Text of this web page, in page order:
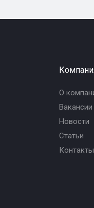
О
Вакансии
Новости
Статьи
Контакты